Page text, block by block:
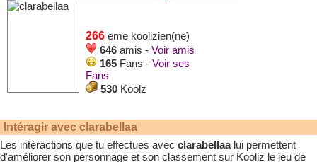
266 eme koolizien(ne)
646 amis - Voir amis
165 Fans - Voir ses
Fans
530 Koolz
Intéragir avec clarabellaa
Les intéractions que tu effectues avec clarabellaalui permettent
d'améliorer son personnage et son classement sur Kooliz le jeu de